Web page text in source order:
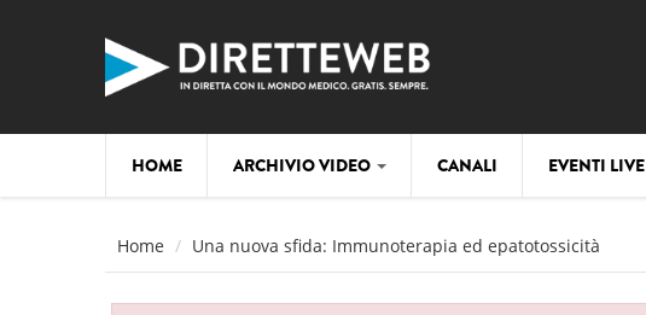
HOME ARCHIVIO VIDEO CANALI EVENTI LIVE
Home Una nuova sfida: Immunoterapia ed epatotossicità